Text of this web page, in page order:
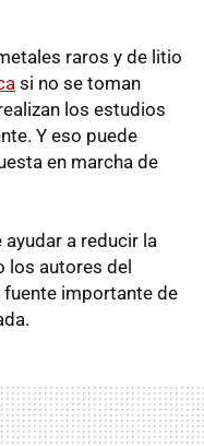
raros y de litio
si no se toman
los estudios
Y eso puede
en marcha de
a reducir la
los autores del
importante de